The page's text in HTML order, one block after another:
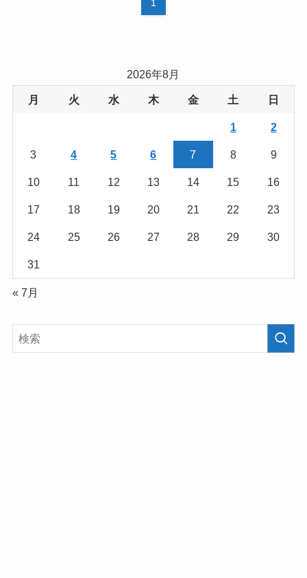
1
2026年8月
月 火 水 木 金 土 日
1 2
3 4 5 6 7 8 9
10 11 12 13 14 15 16
17 18 19 20 21 22 23
24 25 26 27 28 29 30
31
« 7月